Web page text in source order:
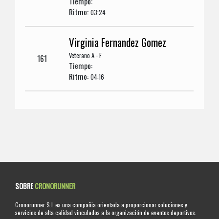
Ritmo:03:24
161
Virginia Fernandez Gomez
Veterano A - F
Tiempo:
Ritmo:04:16
SOBRECRONORUNNER
Cronorunner S.L es una compañia orientada a proporcionar soluciones y
servicios de alta calidad vinculados a la organización de eventos deportivos.